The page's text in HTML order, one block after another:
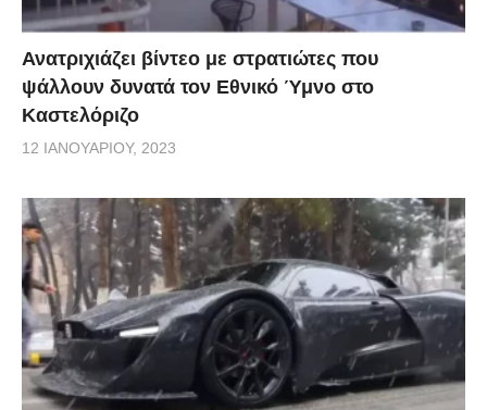
Ανατριχιάζει βίντεο με στρατιώτες που
ψάλλουν δυνατά τον Εθνικό Ύμνο στο
Καστελόριζο
12 ΙΑΝΟΥΑΡΊΟΥ, 2023